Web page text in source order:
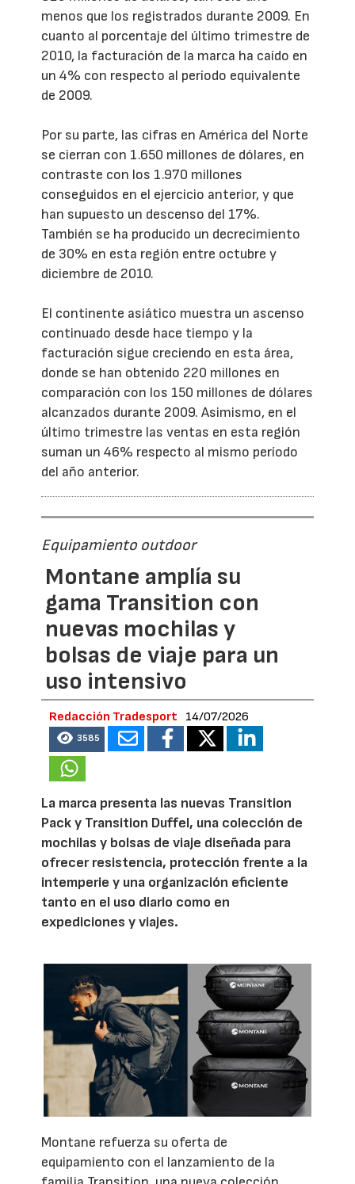
menos que los registrados durante 2009. En
cuanto al porcentaje del último trimestre de
2010, la facturación de la marca ha caído en
un 4% con respecto al período equivalente
de 2009.
Por su parte, las cifras en América del Norte
se cierran con 1.650 millones de dólares, en
contraste con los 1.970 millones
conseguidos en el ejercicio anterior, y que
han supuesto un descenso del 17%.
También se ha producido un decrecimiento
de 30% en esta región entre octubre y
diciembre de 2010.
El continente asiático muestra un ascenso
continuado desde hace tiempo y la
facturación sigue creciendo en esta área,
donde se han obtenido 220 millones en
comparación con los 150 millones de dólares
alcanzados durante 2009. Asimismo, en el
último trimestre las ventas en esta región
suman un 46% respecto al mismo período
del año anterior.
Equipamiento outdoor
Montane amplía su
gama Transition con
nuevas mochilas y
bolsas de viaje para un
uso intensivo
Redacción Tradesport 14/07/2026
3585
La marca presenta las nuevas Transition
Pack y Transition Duffel, una colección de
mochilas y bolsas de viaje diseñada para
ofrecer resistencia, protección frente a la
intemperie y una organización eficiente
tanto en el uso diario como en
expediciones y viajes.
Montane refuerza su oferta de
equipamiento con el lanzamiento de la